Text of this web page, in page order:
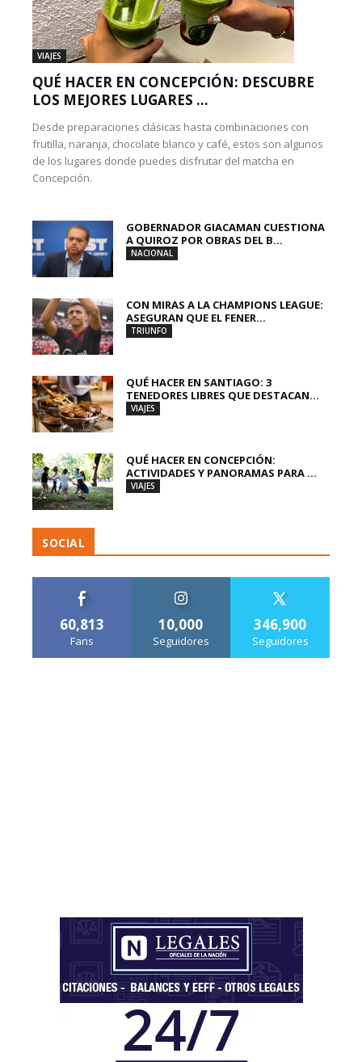
VIAJES
QUÉ HACER EN CONCEPCIÓN: DESCUBRE
LOS MEJORES LUGARES ...
Desde preparaciones clásicas hasta combinaciones con
frutilla, naranja, chocolate blanco y café, estos son algunos
de los lugares donde puedes disfrutar del matcha en
Concepción.
GOBERNADOR GIACAMAN CUESTIONA
A QUIROZ POR OBRAS DEL B...
NACIONAL
CON MIRAS A LA CHAMPIONS LEAGUE:
ASEGURAN QUE EL FENER...
TRIUNFO
QUÉ HACER EN SANTIAGO: 3
TENEDORES LIBRES QUE DESTACAN...
VIAJES
QUÉ HACER EN CONCEPCIÓN:
ACTIVIDADES Y PANORAMAS PARA ...
VIAJES
SOCIAL
60,813
Fans
10,000
Seguidores
346,900
Seguidores